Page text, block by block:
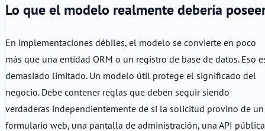
Lo que el modelo realmente debería
En implementaciones débiles, el modelo se convierte en poco
más que una entidad ORM o un registro de base de datos. Eso
demasiado limitado. Un modelo útil protege el significado del
negocio. Debe contener reglas que deben seguir siendo
verdaderas independientemente de si la solicitud provino de un
formulario web, una pantalla de administración, una API